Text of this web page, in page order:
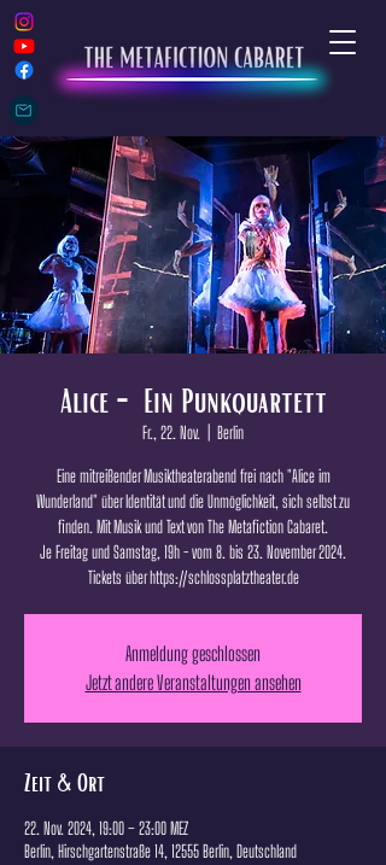
Alice - Ein Punkquartett
Fr., 22. Nov. Berlin
Eine mitreißender Musiktheaterabend frei nach "Alice im
Wunderland" über Identität und die Unmöglichkeit, sich selbst zu
finden. Mit Musik und Text von The Metafiction Cabaret.
Je Freitag und Samstag, 19h - vom 8. bis 23. November 2024.
Tickets über https://schlossplatztheater.de
Anmeldung geschlossen
Jetzt andere Veranstaltungen ansehen
Zeit & Ort
22. Nov. 2024, 19:00 – 23:00 MEZ
Berlin, Hirschgartenstraße 14, 12555 Berlin, Deutschland